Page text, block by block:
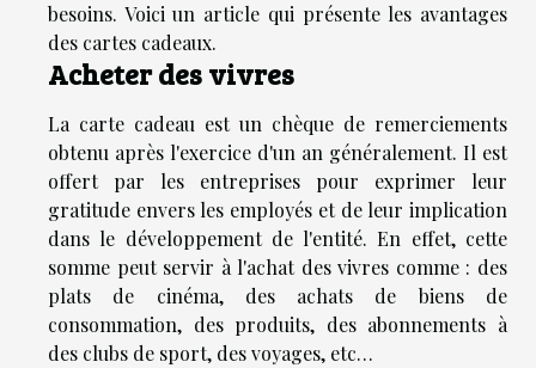
besoins. Voici un article qui présente les avantages
des cartes cadeaux.
Acheter des vivres
La carte cadeau est un chèque de remerciements
obtenu après l'exercice d'un an généralement. Il est
offert par les entreprises pour exprimer leur
gratitude envers les employés et de leur implication
dans le développement de l'entité. En effet, cette
somme peut servir à l'achat des vivres comme : des
plats de cinéma, des achats de biens de
consommation, des produits, des abonnements à
des clubs de sport, des voyages, etc…